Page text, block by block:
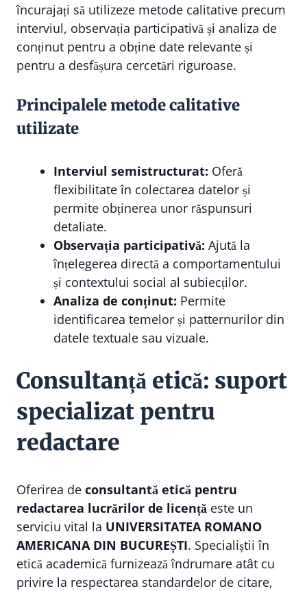
încurajați să utilizeze metode calitative precum
interviul, observația participativă și analiza de
conținut pentru a obține date relevante și
pentru a desfășura cercetări riguroase.
Principalele metode calitative
utilizate
Interviul semistructurat: Oferă
flexibilitate în colectarea datelor și
permite obținerea unor răspunsuri
detaliate.
Observația participativă: Ajută la
înțelegerea directă a comportamentului
și contextului social al subiecților.
Analiza de conținut: Permite
identificarea temelor și patternurilor din
datele textuale sau vizuale.
Consultanță etică: suport
specializat pentru
redactare
Oferirea de consultantă etică pentru
redactarea lucrărilor de licență este un
serviciu vital la UNIVERSITATEA ROMANO
AMERICANA DIN BUCUREȘTI. Specialiștii în
etică academică furnizează îndrumare atât cu
privire la respectarea standardelor de citare,